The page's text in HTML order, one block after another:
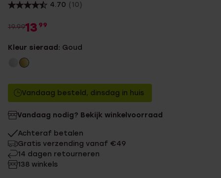
4.70 (10)
19.9913 99
Kleur sieraad: Goud
Vandaag besteld, dinsdag in huis
Vandaag nodig? Bekijk winkelvoorraad
Achteraf betalen
Gratis verzending vanaf €49
14 dagen retourneren
138 winkels